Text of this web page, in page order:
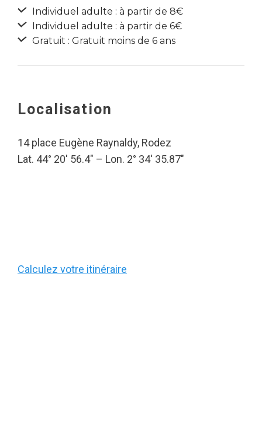
Individuel adulte : à partir de 8€
Individuel adulte : à partir de 6€
Gratuit : Gratuit moins de 6 ans
Localisation
14 place Eugène Raynaldy, Rodez
Lat. 44° 20′ 56.4″ – Lon. 2° 34′ 35.87″
Calculez votre itinéraire